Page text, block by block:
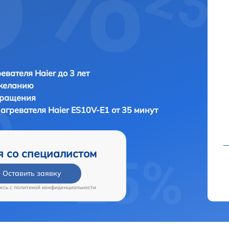
Haier до 3 лет
Haier ES10V-E1 от 35 минут
со специалистом
Оставить заявку
c политикой конфиденциальности